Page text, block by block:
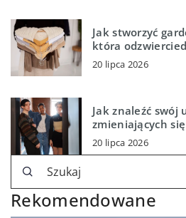
Jak stworzyć
która
20 lipca 2026
Jak znaleźć swój
zmieniających
20 lipca 2026
Rekomendowane